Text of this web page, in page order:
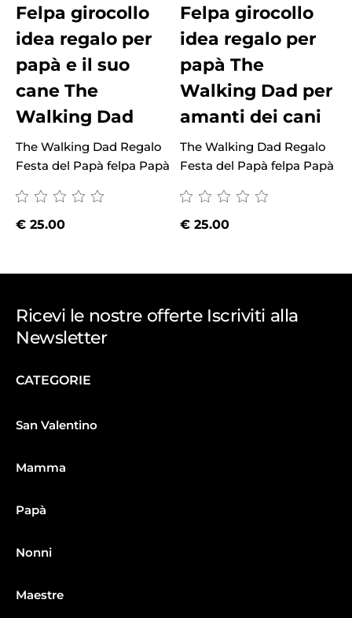
Felpa girocollo
idea regalo per
papà e il suo
cane The
Walking Dad
The Walking Dad Regalo
Festa del Papà felpa Papà
€25.00
Felpa girocollo
idea regalo per
papà The
Walking Dad per
amanti dei cani
The Walking Dad Regalo
Festa del Papà felpa Papà
€ 25.00
Ricevi le nostre offerte Iscriviti alla
Newsletter
CATEGORIE
San Valentino
Mamma
Papà
Nonni
Maestre